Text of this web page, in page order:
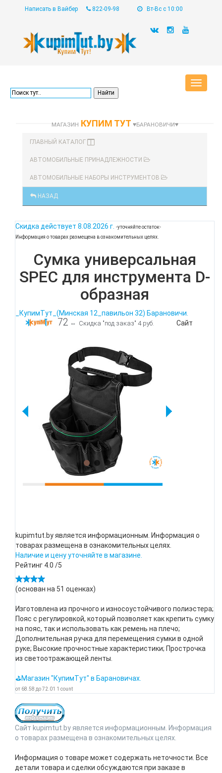
Написать в Вайбер 822-09-98 Вт-Вс с 10:00
Toggle
МАГАЗИН КУПИМ ТУТ ♥БАРАНОВИЧИ♥
ГЛАВНЫЙ КАТАЛОГ
АВТОМОБИЛЬНЫЕ ПРИНАДЛЕЖНОСТИ
АВТОМОБИЛЬНЫЕ НАБОРЫ ИНСТРУМЕНТОВ
НАЗАД
Скидка действует 8.08.2026 г. -уточняйте остаток-
Информация о товарах размещена в ознакомительных целях.
Сумка универсальная
SPEC для инструмента D-
образная
_КупимТут_(Минская 12_павильон 32) Барановичи.
72 ⇔ Скидка "под заказ" 4 руб. Сайт
kupimtut.by является информационным. Информация о
товарах размещена в ознакомительных целях.
Наличие и цену уточняйте в магазине.
Рейтинг 4.0 /5
(основан на 51 оценках)
Изготовлена из прочного и износоустойчивого полиэстера;
Пояс с регулировкой, который позволяет как крепить сумку
на пояс, так и использовать как ремень на плечо;
Дополнительная ручка для перемещения сумки в одной
руке; Высокие прочностные характеристики; Прострочка
из светоотражающей ленты.
⛳Магазин "КупимТут" в Барановичах.
от 68.58 до72.01 1 count
Сайт kupimtut.by является информационным. Информация
о товарах размещена в ознакомительных целях.
Информация о товаре может содержать неточности. Все
детали товара и сделки обсуждаются при заказе в